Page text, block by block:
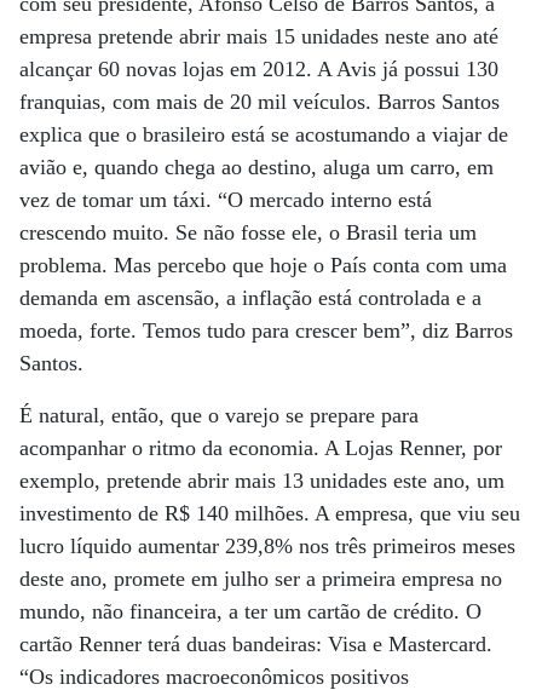
empresa pretende abrir mais 15 unidades neste ano até
alcançar 60 novas lojas em 2012. A Avis já possui 130
franquias, com mais de 20 mil veículos. Barros Santos
explica que o brasileiro está se acostumando a viajar de
avião e, quando chega ao destino, aluga um carro, em
vez de tomar um táxi. “O mercado interno está
crescendo muito. Se não fosse ele, o Brasil teria um
problema. Mas percebo que hoje o País conta com uma
demanda em ascensão, a inflação está controlada e a
moeda, forte. Temos tudo para crescer bem”, diz Barros
Santos.
É natural, então, que o varejo se prepare para
acompanhar o ritmo da economia. A Lojas Renner, por
exemplo, pretende abrir mais 13 unidades este ano, um
investimento de R$ 140 milhões. A empresa, que viu seu
lucro líquido aumentar 239,8% nos três primeiros meses
deste ano, promete em julho ser a primeira empresa no
mundo, não financeira, a ter um cartão de crédito. O
cartão Renner terá duas bandeiras: Visa e Mastercard.
“Os indicadores macroeconômicos positivos